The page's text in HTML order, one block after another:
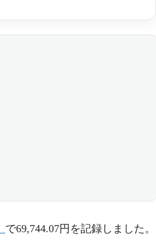
で69,744.07円を記録しました。